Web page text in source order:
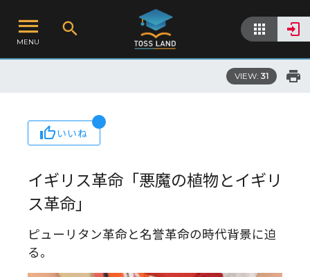
MENU
VIEW: 31
いいね
イギリス革命「悪魔の植物とイギリ
ス革命」
ピューリタン革命と名誉革命の時代背景に迫
る。